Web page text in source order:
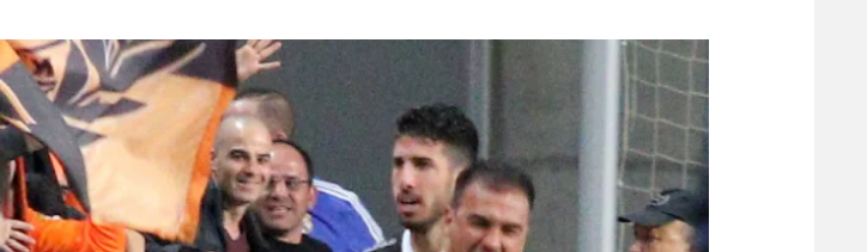
תקנון משתתפים וזוכים בפרסים
תקנון עבור פעילות אלקטרה
תקנון עבור פעילות ספורט 1 – "מרלן"
טניס
גיימינג E-Sports
הפועל תל אביב
הפועל באר שבע
מכבי נתניה
בני יהודה
ליגה סינית
ליגה ברזילאית
ליגות נוספות